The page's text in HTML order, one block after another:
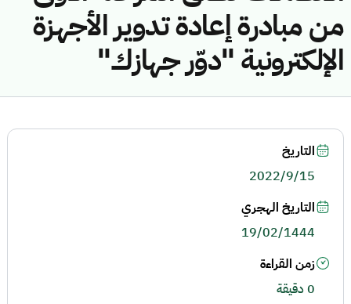
من مبادرة إعادة تدوير الأجهزة
الإلكترونية "دوّر جهازك"
التاريخ
2022/9/15
التاريخ الهجري
19/02/1444
زمن القراءة
0 دقيقة